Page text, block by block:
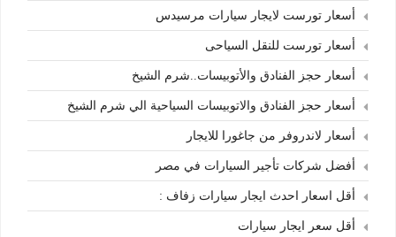
أسعار تورست لايجار سيارات مرسيدس
أسعار تورست للنقل السياحى
أسعار حجز الفنادق والأتوبيسات..شرم الشيخ
أسعار حجز الفنادق والاتوبيسات السياحية الي شرم الشيخ
أسعار لاندروفر من جاغورا للايجار
أفضل شركات تأجير السيارات في مصر
أقل اسعار احدث ايجار سيارات زفاف :
أقل سعر ايجار سيارات